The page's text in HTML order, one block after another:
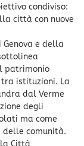
condiviso:
città con nuove
Genova e della
patrimonio
istituzioni. La
dal Verme
degli
ma come
comunità.
Città